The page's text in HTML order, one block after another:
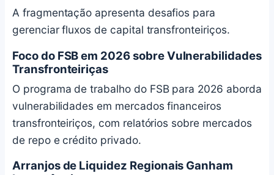
A fragmentação apresenta desafios para
gerenciar fluxos de capital transfronteiriços.
Foco do FSB em 2026 sobre Vulnerabilidades
Transfronteiriças
O programa de trabalho do FSB para 2026 aborda
vulnerabilidades em mercados financeiros
transfronteiriços, com relatórios sobre mercados
de repo e crédito privado.
Arranjos de Liquidez Regionais Ganham